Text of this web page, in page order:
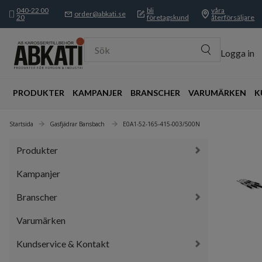
040-22 00
20
order@abkati.se
bli
företagskund
våra
återförsäljare
Sök Logga in
PRODUKTER KAMPANJER BRANSCHER VARUMÄRKEN
Startsida Gasfjädrar Bansbach E0A1-52-165-415-003/500N
Produkter
Kampanjer
Branscher
Varumärken
Kundservice & Kontakt